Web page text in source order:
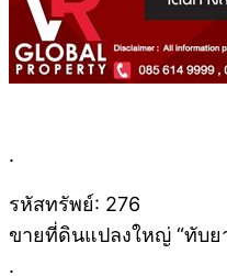
.
รหัสทรัพย์: 276
ขายที่ดินแปลงใหญ่ “ทับย
.